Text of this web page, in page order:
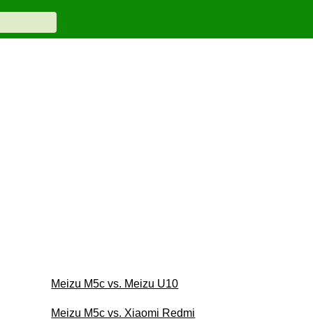
Meizu M5c vs. Meizu U10
Meizu M5c vs. Xiaomi Redmi